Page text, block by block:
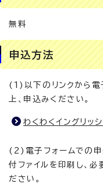
無料
申込方法
(1)以下のリンクから電
上、申込みください。
わくわくイングリッ
(2)電子フォームでの申
付ファイルを印刷し、
ださい。